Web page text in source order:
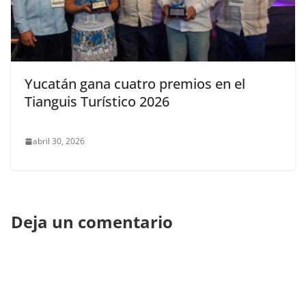
Yucatán gana cuatro premios en el
Tianguis Turístico 2026
abril 30, 2026
Deja un comentario